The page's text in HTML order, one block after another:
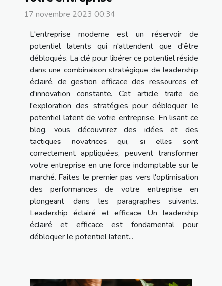
17 novembre 2023 00:34
L'entreprise moderne est un réservoir de
potentiel latents qui n'attendent que d'être
débloqués. La clé pour libérer ce potentiel réside
dans une combinaison stratégique de leadership
éclairé, de gestion efficace des ressources et
d'innovation constante. Cet article traite de
l'exploration des stratégies pour débloquer le
potentiel latent de votre entreprise. En lisant ce
blog, vous découvrirez des idées et des
tactiques novatrices qui, si elles sont
correctement appliquées, peuvent transformer
votre entreprise en une force indomptable sur le
marché. Faites le premier pas vers l'optimisation
des performances de votre entreprise en
plongeant dans les paragraphes suivants.
Leadership éclairé et efficace Un leadership
éclairé et efficace est fondamental pour
débloquer le potentiel latent...